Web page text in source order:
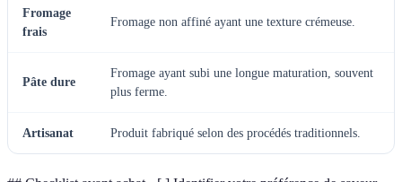
Fromage
frais
Fromage non affiné ayant une texture crémeuse.
Pâte dure
Fromage ayant subi une longue maturation, souvent
plus ferme.
Artisanat Produit fabriqué selon des procédés traditionnels.